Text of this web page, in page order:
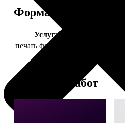
Форматы и цены
Услуга
печать фото 10х10
Примеры работ